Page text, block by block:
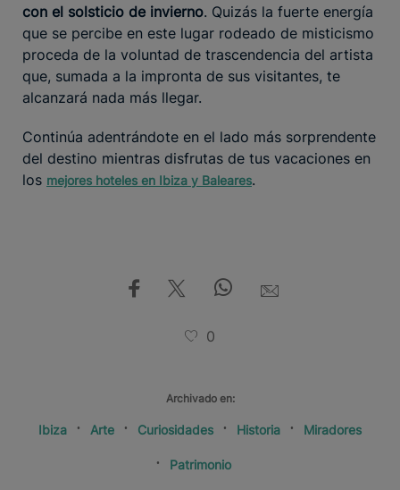
con el solsticio de invierno. Quizás la fuerte energía
que se percibe en este lugar rodeado de misticismo
proceda de la voluntad de trascendencia del artista
que, sumada a la impronta de sus visitantes, te
alcanzará nada más llegar.
Continúa adentrándote en el lado más sorprendente
del destino mientras disfrutas de tus vacaciones en
los mejores hoteles en Ibiza y Baleares.
0
Archivado en:
Ibiza Arte Curiosidades Historia Miradores
Patrimonio